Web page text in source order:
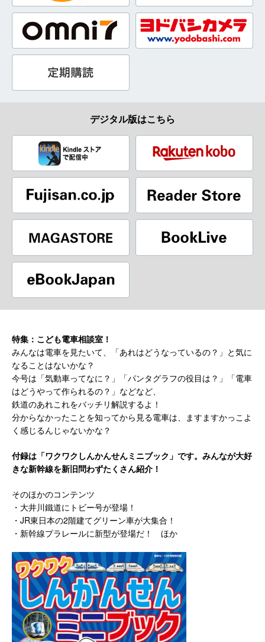
デジタル版はこちら
特集：こども電車相談室！
みんなは電車を見たいて、「あれはどうなっているの？」と気に
なることはないかな？
今号は「気動車ってなに？」「パンタグラフの役目は？」「電車
はどうやって作られるの？」などなど、
鉄道のあれこれをバッチリ解説するよ！
分からなかったことを知ってから見る電車は、ますますかっこよ
く感じるんじゃないかな？
付録は「ワクワクしんかんせんミニブック」です。みんなが大好
きな新幹線を新旧問わずたくさん紹介！
そのほかのコンテンツ
・大井川鐵道にトビー号が登場！
・JR東日本の2階建てグリーン車が大集合！
・新幹線プラレールに新型が登場だ！ ほか